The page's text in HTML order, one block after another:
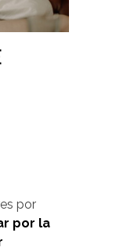
por
por la